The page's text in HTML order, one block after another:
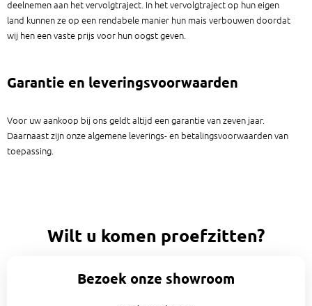
deelnemen aan het vervolgtraject. In het vervolgtraject op hun eigen
land kunnen ze op een rendabele manier hun mais verbouwen doordat
wij hen een vaste prijs voor hun oogst geven.
Garantie en leveringsvoorwaarden
Voor uw aankoop bij ons geldt altijd een garantie van zeven jaar.
Daarnaast zijn onze algemene leverings- en betalingsvoorwaarden van
toepassing.
Wilt u komen proefzitten?
Bezoek onze showroom